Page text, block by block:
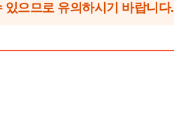
으므로 유의하시기 바랍니다.